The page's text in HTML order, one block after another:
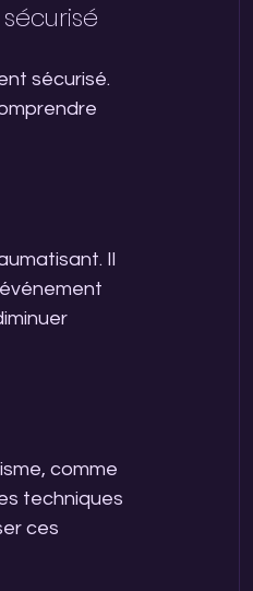
sécurisé.
Il
comme
techniques
ces